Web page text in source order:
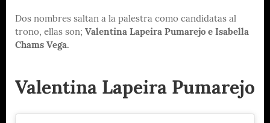
Dos nombres saltan a la palestra como candidatas al
trono, ellas son; Valentina Lapeira Pumarejo e Isabella
Chams Vega.
Valentina Lapeira Pumarejo